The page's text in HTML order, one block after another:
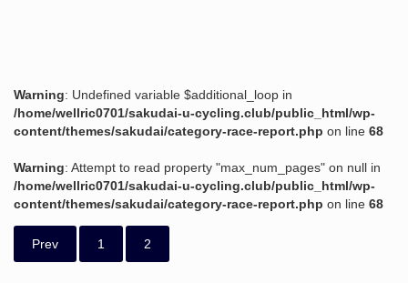
Warning: Undefined variable $additional_loop in
/home/wellric0701/sakudai-u-cycling.club/public_html/wp-
content/themes/sakudai/category-race-report.php on line 68
Warning: Attempt to read property "max_num_pages" on null in
/home/wellric0701/sakudai-u-cycling.club/public_html/wp-
content/themes/sakudai/category-race-report.php on line 68
Prev 1 2